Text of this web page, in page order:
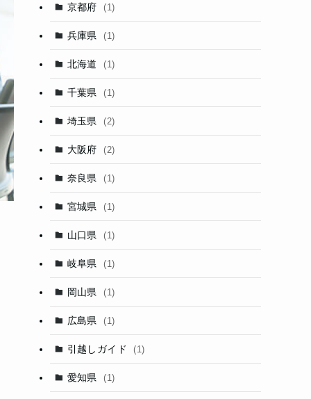
京都府 (1)
兵庫県 (1)
北海道 (1)
千葉県 (1)
埼玉県 (2)
大阪府 (2)
奈良県 (1)
宮城県 (1)
山口県 (1)
岐阜県 (1)
岡山県 (1)
広島県 (1)
引越しガイド (1)
愛知県 (1)